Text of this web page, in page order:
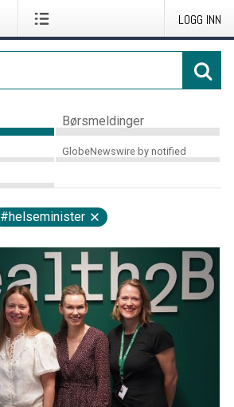
LOGG INN
Børsmeldinger
GlobeNewswire by notified
#helseminister